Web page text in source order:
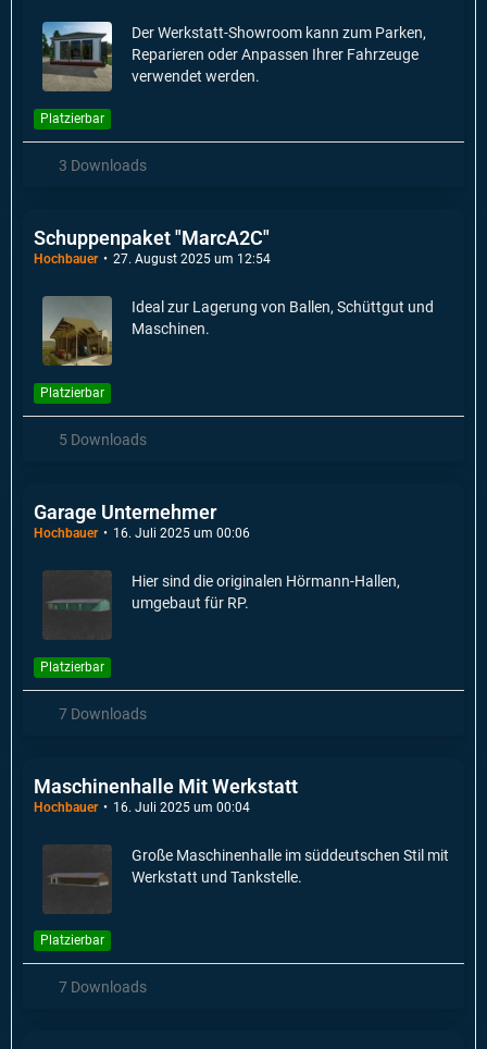
Der Werkstatt-Showroom kann zum Parken,
Reparieren oder Anpassen Ihrer Fahrzeuge
verwendet werden.
Platzierbar
3 Downloads
Schuppenpaket "MarcA2C"
Hochbauer 27. August 2025 um 12:54
Ideal zur Lagerung von Ballen, Schüttgut und
Maschinen.
Platzierbar
5 Downloads
Garage Unternehmer
Hochbauer 16. Juli 2025 um 00:06
Hier sind die originalen Hörmann-Hallen,
umgebaut für RP.
Platzierbar
7 Downloads
Maschinenhalle Mit Werkstatt
Hochbauer 16. Juli 2025 um 00:04
Große Maschinenhalle im süddeutschen Stil mit
Werkstatt und Tankstelle.
Platzierbar
7 Downloads